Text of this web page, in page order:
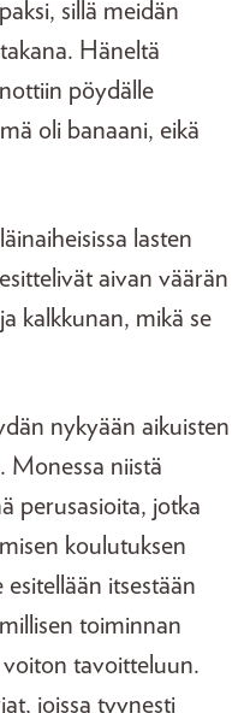
sillä meidän
Häneltä
pöydälle
oli banaani, eikä
lasten
aivan väärän
kalkkunan, mikä se
nykyään aikuisten
Monessa niistä
perusasioita, jotka
koulutuksen
itsestään
toiminnan
tavoitteluun.
joissa tyynesti